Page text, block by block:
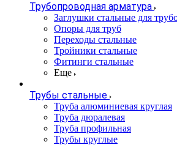
Трубопроводная арматура
Заглушки стальные для
Опоры для труб
Переходы стальные
Тройники стальные
Фитинги стальные
Еще
Трубы стальные
Труба алюминиевая круглая
Труба дюралевая
Труба профильная
Трубы круглые